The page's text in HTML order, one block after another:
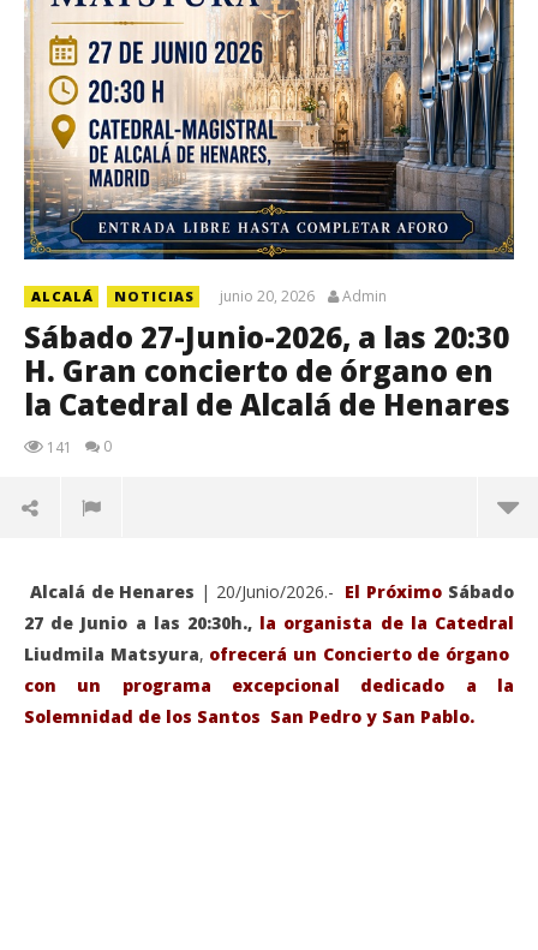
ALCALÁ NOTICIAS junio 20, 2026 Admin
Sábado 27-Junio-2026, a las 20:30
H. Gran concierto de órgano en
la Catedral de Alcalá de Henares
141 0
Alcalá de Henares | 20/Junio/2026.- El Próximo Sábado
27 de Junio a las 20:30h., la organista de la Catedral
Liudmila Matsyura, ofrecerá un Concierto de órgano
con un programa excepcional dedicado a la
Solemnidad de los Santos San Pedro y San Pablo.